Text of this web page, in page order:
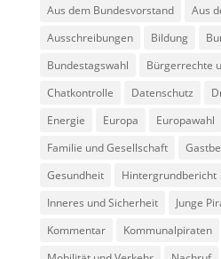
Aus dem Bundesvorstand
Aus
Ausschreibungen
Bildung
Bundestagswahl
Bürgerrechte
Chatkontrolle
Datenschutz
Energie
Europa
Europawahl
Familie und Gesellschaft
Gesundheit
Hintergrundbericht
Inneres und Sicherheit
Junge
Kommentar
Kommunalpiraten